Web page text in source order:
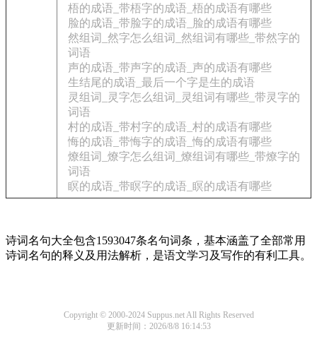
梧的成语_带梧字的成语_梧的成语有哪些
脸的成语_带脸字的成语_脸的成语有哪些
然组词_然字怎么组词_然组词有哪些_带然字的
词语
声的成语_带声字的成语_声的成语有哪些
生结尾的成语_最后一个字是生的成语
灵组词_灵字怎么组词_灵组词有哪些_带灵字的
词语
村的成语_带村字的成语_村的成语有哪些
悔的成语_带悔字的成语_悔的成语有哪些
燎组词_燎字怎么组词_燎组词有哪些_带燎字的
词语
瞑的成语_带瞑字的成语_瞑的成语有哪些
诗词名句大全包含1593047条名句词条，基本涵盖了全部常用
诗词名句的释义及用法解析，是语文学习及写作的有利工具。
Copyright © 2000-2024 Suppus.net All Rights Reserved
更新时间：2026/8/8 16:14:53